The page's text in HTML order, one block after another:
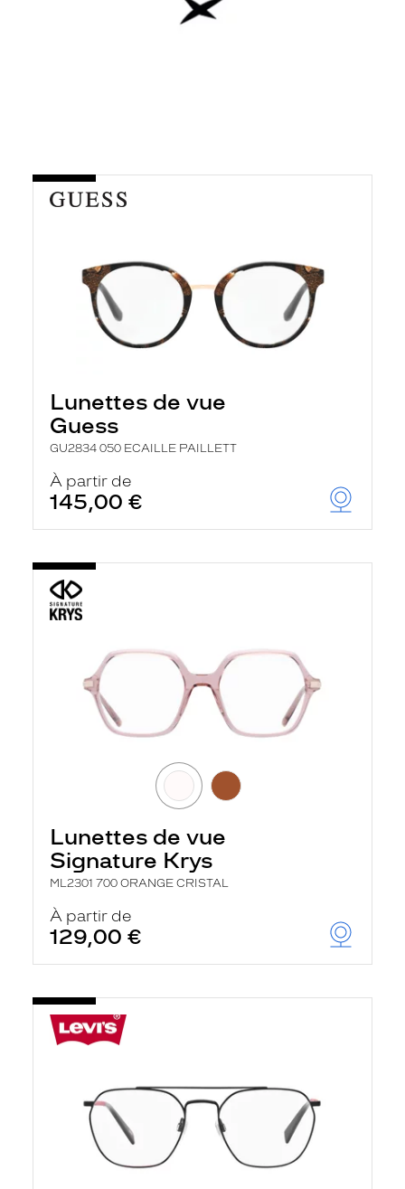
Lunettes de vue
Guess
GU2834 050 ECAILLE PAILLETT
À partir de
145,00 €
Lunettes de vue
Signature Krys
ML2301 700 ORANGE CRISTAL
À partir de
129,00 €